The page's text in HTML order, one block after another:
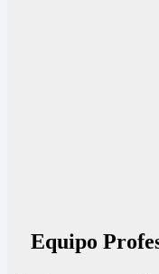
Equipo